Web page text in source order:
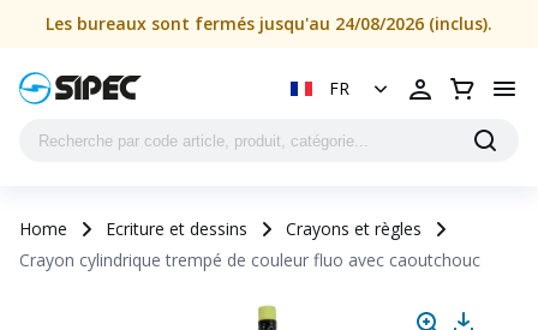
Les bureaux sont fermés jusqu'au 24/08/2026 (inclus).
FR
Home Ecriture et dessins
Crayons et règles
Crayon cylindrique trempé de couleur fluo avec caoutchouc